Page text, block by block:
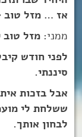
אז … מזל טוב
ממני:מזל טוב
לפני חודש
סיננתי.
אבל בזכות
ששלחת לי
לבחון אותך.